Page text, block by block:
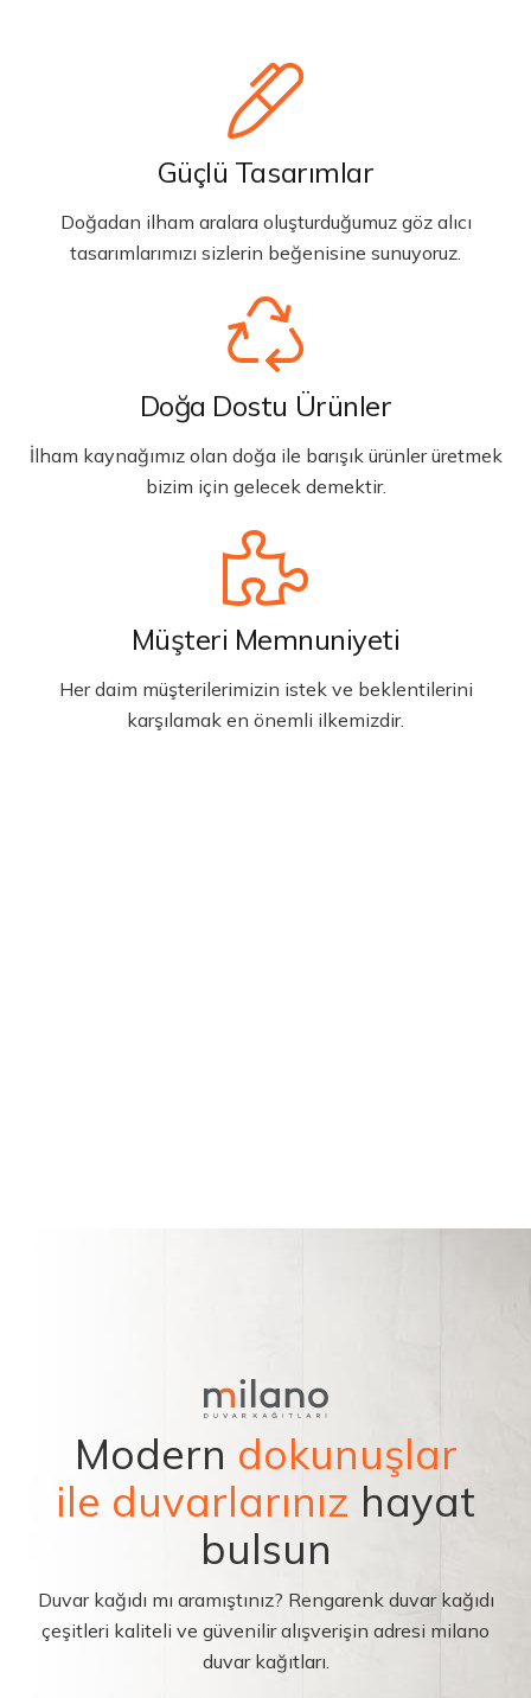
Güçlü Tasarımlar
Doğadan ilham aralara oluşturduğumuz göz alıcı
tasarımlarımızı sizlerin beğenisine sunuyoruz.
Doğa Dostu Ürünler
İlham kaynağımız olan doğa ile barışık ürünler üretmek
bizim için gelecek demektir.
Müşteri Memnuniyeti
Her daim müşterilerimizin istek ve beklentilerini
karşılamak en önemli ilkemizdir.
Modern dokunuşlar
ile duvarlarınız hayat
bulsun
Duvar kağıdı mı aramıştınız? Rengarenk duvar kağıdı
çeşitleri kaliteli ve güvenilir alışverişin adresi milano
duvar kağıtları.